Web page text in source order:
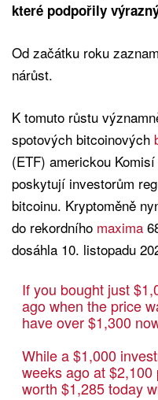
které podpořily
Od začátku roku
nárůst.
K tomuto růstu
spotových bitcoinových
(ETF) americkou
poskytují investorům
bitcoinu. Kryptoměně
do rekordního maxima
dosáhla 10. listopadu
If you bought just
ago when the price
have over $1,300
While a $1,000
weeks ago at $2,100
worth $1,285 today